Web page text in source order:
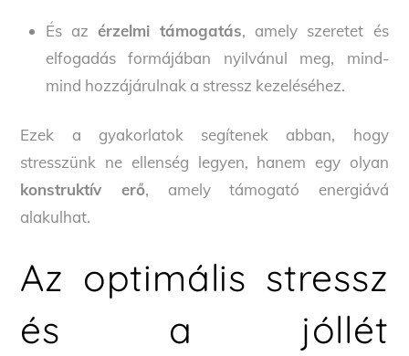
És az érzelmi támogatás, amely szeretet és
elfogadás formájában nyilvánul meg, mind-
mind hozzájárulnak a stressz kezeléséhez.
Ezek a gyakorlatok segítenek abban, hogy
stresszünk ne ellenség legyen, hanem egy olyan
konstruktív erő, amely támogató energiává
alakulhat.
Az optimális stressz
és a jóllét